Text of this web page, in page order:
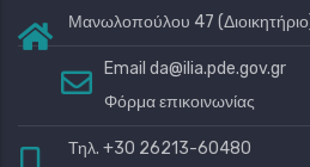
Μανωλοπούλου 47
Email da@ilia.pde.gov.gr
Φόρμα επικοινωνίας
Τηλ. +30 26213-60480